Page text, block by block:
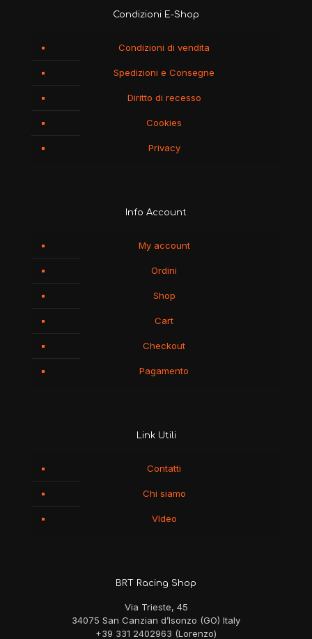
Condizioni E-Shop
Condizioni di vendita
Spedizioni e Consegne
Diritto di recesso
Cookies
Privacy
Info Account
My account
Ordini
Shop
Cart
Checkout
Pagamento
Link Utili
Contatti
Chi siamo
VIdeo
BRT Racing Shop
Via Trieste, 45
34075 San Canzian d’Isonzo (GO) Italy
+39 331 2402963 (Lorenzo)